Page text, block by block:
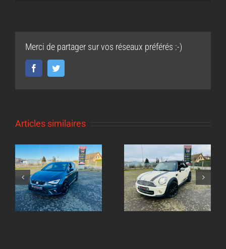
Merci de partager sur vos réseaux préférés :-)
FacebookTwitter
Articles similaires
Echappement inox
sur mesure Mini
Cooper 1.6l
Echappement inox
sur mesure
Volkswagen Golf 8
GTI